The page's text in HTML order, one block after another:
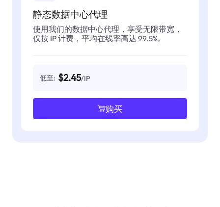
静态数据中心代理
使用我们的数据中心代理，享受无限带宽，
仅按 IP 计费，平均在线率高达 99.5%。
低至: $2.45/IP
购买